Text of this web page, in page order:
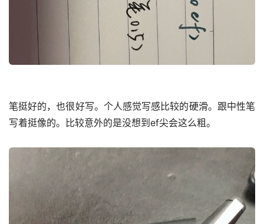
笔挺好的，也很好写。个人感觉写感比较的硬滑。跟中性笔
写着挺像的。比较意外的是没想到ef尖会这么粗。